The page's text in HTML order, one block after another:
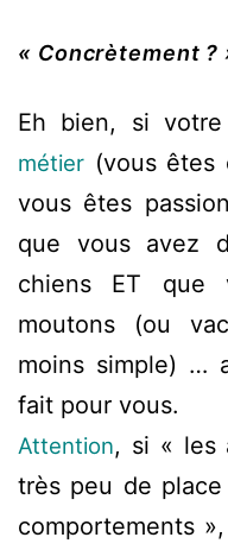
« Concrètement ?
Eh bien, si
métier (vous êtes
vous êtes
que vous avez
chiens ET que
moutons (ou
moins simple) …
fait pour vous.
Attention, si « les
très peu de place
comportements